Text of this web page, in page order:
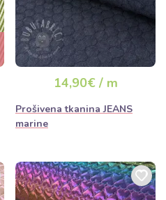
14,90€ / m
Prošivena tkanina JEANS
marine